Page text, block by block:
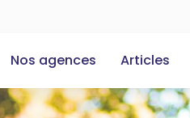
Nos agences Articles